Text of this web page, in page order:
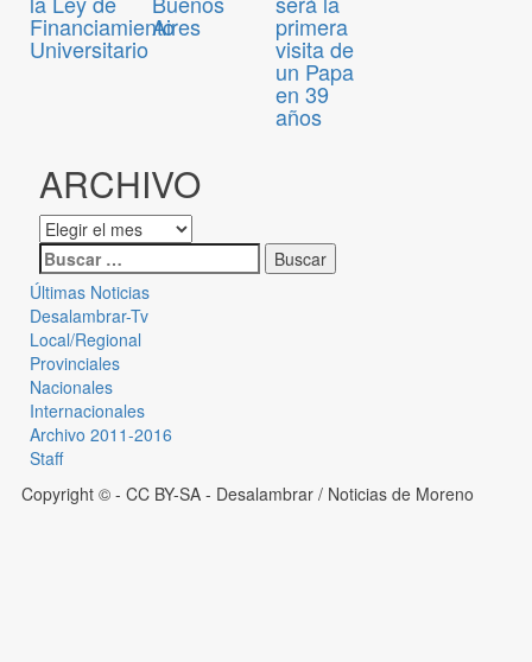
Financiamiento
Universitario
Aires primera
visita de
un Papa
en 39
años
ARCHIVO
Últimas Noticias
Desalambrar-Tv
Local/Regional
Provinciales
Nacionales
Internacionales
Archivo 2011-2016
Staff
Copyright © - CC BY-SA - Desalambrar / Noticias de Moreno